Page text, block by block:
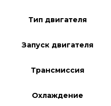
Тип двигателя
Запуск двигателя
Трансмиссия
Охлаждение